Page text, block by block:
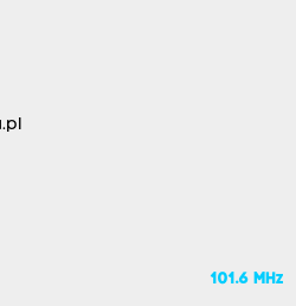
101.6 MHz